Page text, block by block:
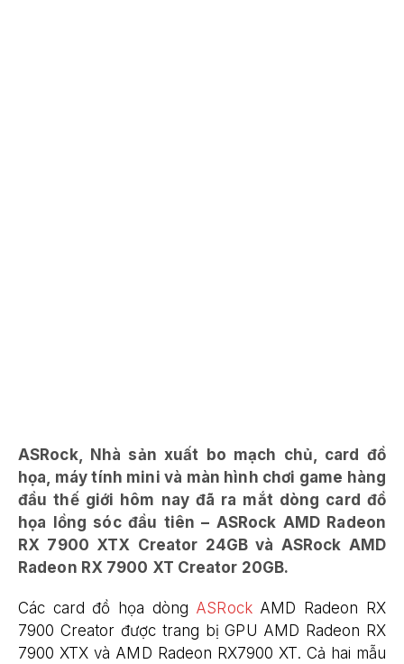
ASRock, Nhà sản xuất bo mạch chủ, card đồ
họa, máy tính mini và màn hình chơi game hàng
đầu thế giới hôm nay đã ra mắt dòng card đồ
họa lồng sóc đầu tiên – ASRock AMD Radeon
RX 7900 XTX Creator 24GB và ASRock AMD
Radeon RX 7900 XT Creator 20GB.
Các card đồ họa dòng ASRockAMD Radeon RX
7900 Creator được trang bị GPU AMD Radeon RX
7900 XTX và AMD Radeon RX7900 XT. Cả hai mẫu